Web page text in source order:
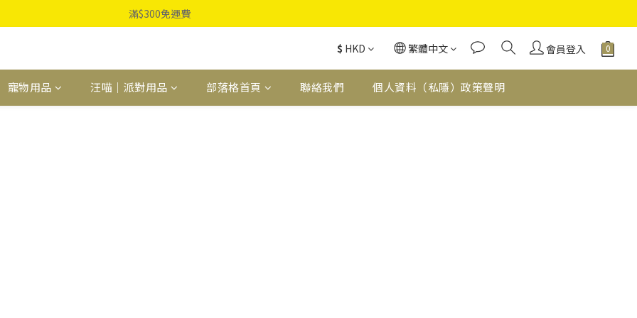
滿$300免運費
$ HKD 繁體中文 會員登入
寵物用品 汪喵｜派對用品 部落格首頁 聯絡我們 個人資料（私隱）政策聲明